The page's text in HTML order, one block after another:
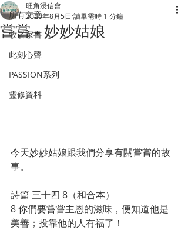
所有文章
牧者家書
此刻心聲
PASSION系列
靈修資料
嘗嘗 - 妙妙姑娘
旺角浸信會
2020年8月5日 讀畢需時 1 分鐘
今天妙妙姑娘跟我們分享有關嘗嘗的故
事。
詩篇 三十四 8（和合本）
8 你們要嘗嘗主恩的滋味，便知道他是
美善；投靠他的人有福了！